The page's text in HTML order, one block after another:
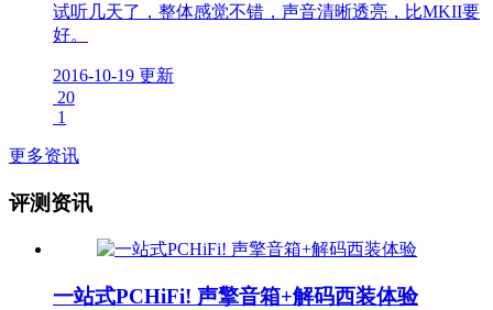
试听几天了，整体感觉不错，声音清晰透亮，比MKII要
好。
2016-10-19 更新
20
1
更多资讯
评测资讯
一站式PCHiFi! 声擎音箱+解码西装体验